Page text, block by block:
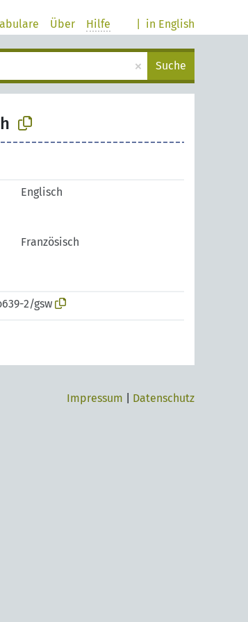
in English
Über Hilfe
× Suche
Englisch
Französisch
2/gsw
Impressum Datenschutz